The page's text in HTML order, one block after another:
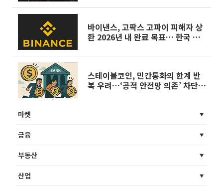
바이낸스, 고팍스 고파이 피해자 상
환 2026년 내 완료 목표… 한국 시
스테이블코인, 민간통화의 한계 반
복 우려…‘공적 안전망 의존’ 차단이
마켓
금융
부동산
산업